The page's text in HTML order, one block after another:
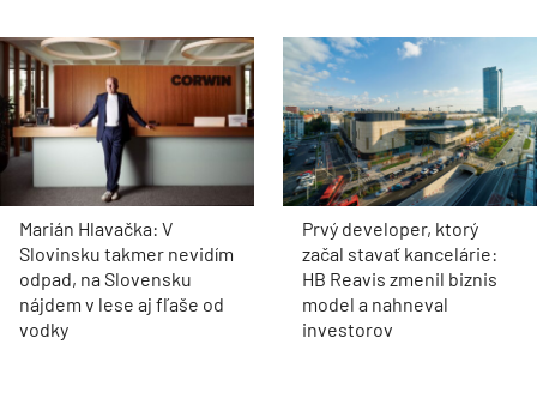
Marián Hlavačka: V
Slovinsku takmer nevidím
odpad, na Slovensku
nájdem v lese aj fľaše od
vodky
Prvý developer, ktorý
začal stavať kancelárie:
HB Reavis zmenil biznis
model a nahneval
investorov